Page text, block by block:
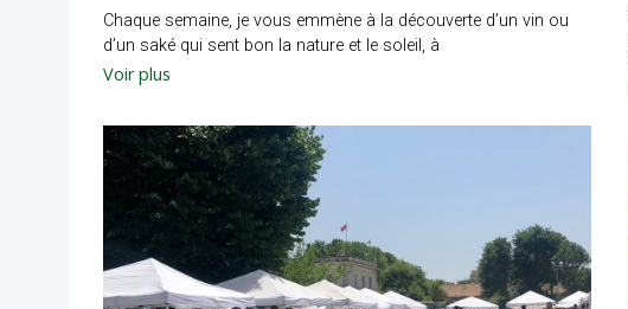
Chaque semaine, je vous emmène à la découverte d’un vin ou
d’un saké qui sent bon la nature et le soleil, à
Voir plus